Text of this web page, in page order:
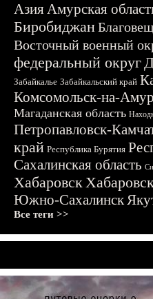
АзияАмурская
Биробиджан
Восточный военный
федеральный округ
Забайкалье Забайкальский край
Комсомольск-на-
Магаданская область
Петропавловск-
край Республика Бурятия
Сахалинская область
Хабаровск
Южно-Сахалинск
Все теги >>